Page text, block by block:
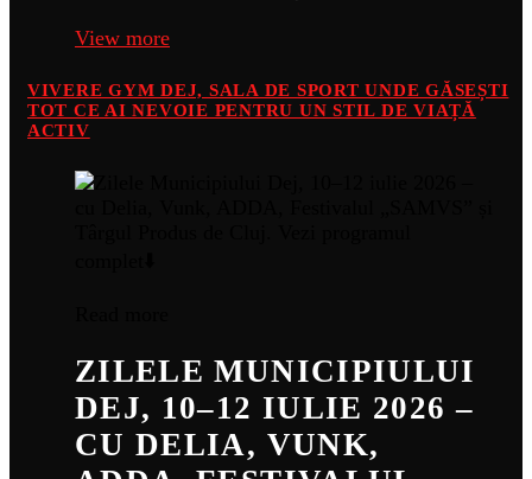
View more
VIVERE GYM DEJ, SALA DE SPORT UNDE GĂSEȘTI
TOT CE AI NEVOIE PENTRU UN STIL DE VIAȚĂ
ACTIV
ZILELE MUNICIPIULUI
DEJ, 10–12 IULIE 2026 –
CU DELIA, VUNK,